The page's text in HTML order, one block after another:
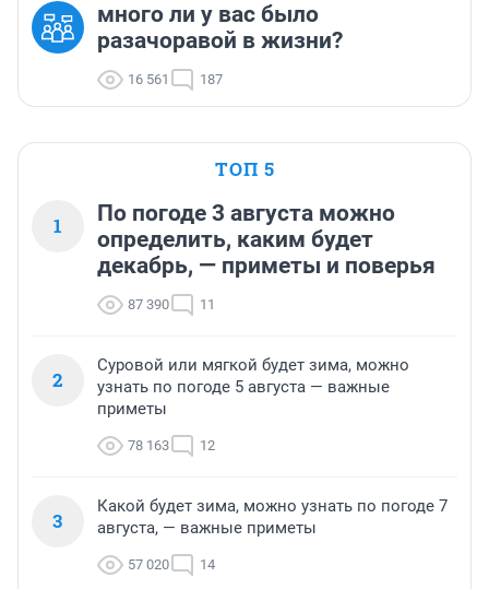
много ли у вас было
разачоравой в жизни?
16 561 187
ТОП 5
1
По погоде 3 августа можно
определить, каким будет
декабрь, — приметы и поверья
87 390 11
2
Суровой или мягкой будет зима, можно
узнать по погоде 5 августа — важные
приметы
78 163 12
3
Какой будет зима, можно узнать по погоде 7
августа, — важные приметы
57 020 14